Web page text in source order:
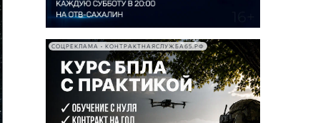
СОЦРЕКЛАМА • КОНТРАКТНАЯСЛУЖБА65.РФ